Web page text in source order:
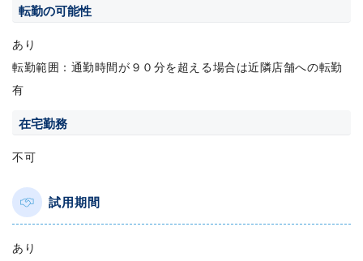
転勤の可能性
あり
転勤範囲：通勤時間が９０分を超える場合は近隣店舗への転勤
有
在宅勤務
不可
試用期間
あり